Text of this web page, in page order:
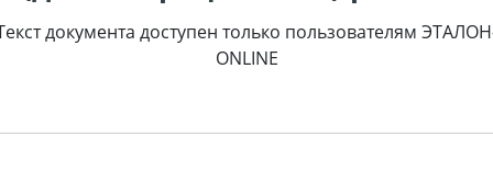
документа доступен только пользователям
ONLINE